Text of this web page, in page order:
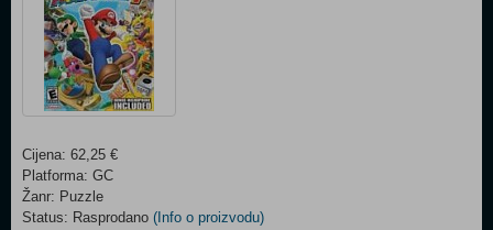
Cijena: 62,25 €
Platforma: GC
Žanr: Puzzle
Status: Rasprodano (Info o proizvodu)